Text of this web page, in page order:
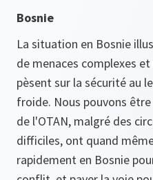
Bosnie
La situation en Bosnie
de menaces complexes
pèsent sur la sécurité au
froide. Nous pouvons
de l'OTAN, malgré des
difficiles, ont quand
rapidement en Bosnie